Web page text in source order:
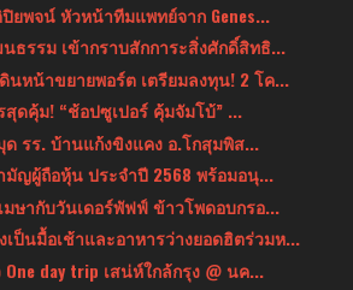
พจน์ หัวหน้าทีมแพทย์จาก Genes...
ธรรม เข้ากราบสักการะสิ่งศักดิ์สิทธิ...
นหน้าขยายพอร์ต เตรียมลงทุน! 2 โค...
สุดคุ้ม! “ช้อปซูเปอร์ คุ้มจัมโบ้” ...
ด รร. บ้านแก้งขิงแคง อ.โกสุมพิส...
มัญผู้ถือหุ้น ประจำปี 2568 พร้อมอนุ...
มษากับวันเดอร์พัฟฟ์ ข้าวโพดอบกรอ...
เป็นมื้อเช้าและอาหารว่างยอดฮิตร่วมห...
One day trip เสน่ห์ใกล้กรุง @ นค...